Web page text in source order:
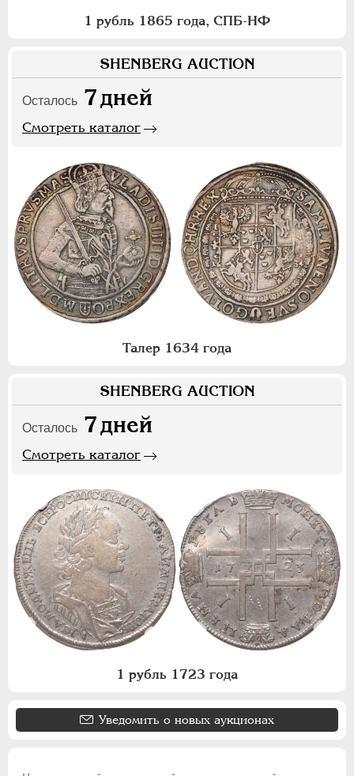
1 рубль 1865 года, СПБ-НФ
SHENBERG AUCTION
Осталось 7дней
Смотреть каталог
Талер 1634 года
SHENBERG AUCTION
Осталось 7дней
Смотреть каталог
1 рубль 1723 года
Уведомить о новых аукционах